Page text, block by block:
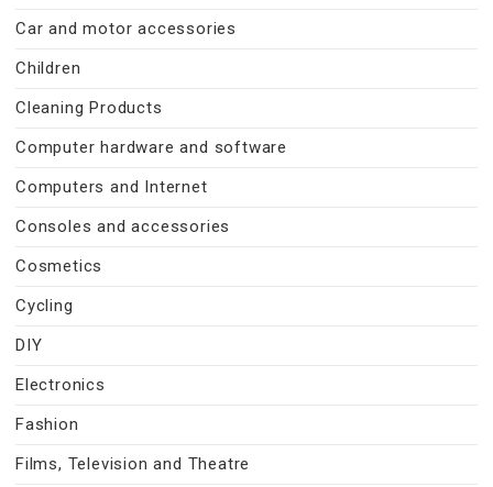
Car and motor accessories
Children
Cleaning Products
Computer hardware and software
Computers and Internet
Consoles and accessories
Cosmetics
Cycling
DIY
Electronics
Fashion
Films, Television and Theatre